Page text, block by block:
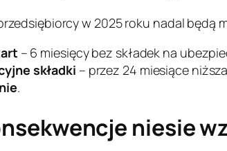
w 2025 roku nadal będą
– 6 miesięcy bez składek na
składki – przez 24 miesiące
.
niesie